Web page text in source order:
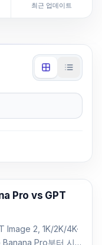
최근 업데이트
Pro vs GPT
Image 2, 1K/2K/4K·
Pro부터 시